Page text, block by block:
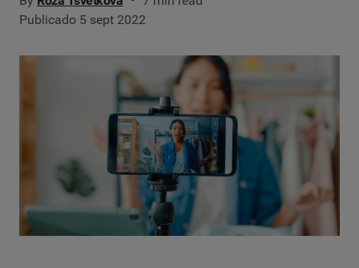
Publicado 5 sept 2022